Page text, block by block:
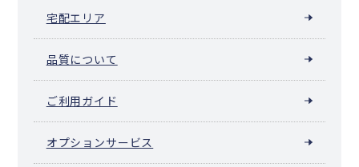
宅配エリア
品質について
ご利用ガイド
オプションサービス